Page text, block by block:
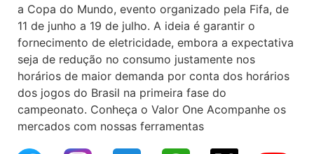
a Copa do Mundo, evento organizado pela Fifa, de
11 de junho a 19 de julho. A ideia é garantir o
fornecimento de eletricidade, embora a expectativa
seja de redução no consumo justamente nos
horários de maior demanda por conta dos horários
dos jogos do Brasil na primeira fase do
campeonato. Conheça o Valor One Acompanhe os
mercados com nossas ferramentas